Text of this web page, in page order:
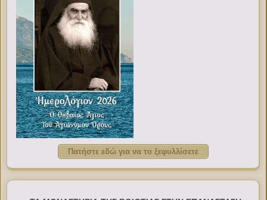
Πατήστε εδώ για να το ξεφυλλίσετε